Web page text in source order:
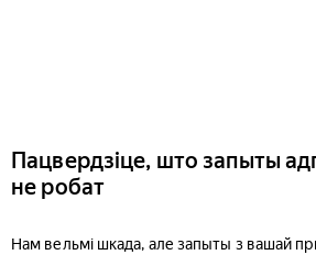
Пацвердзіце, што запыты
не робат
Нам вельмі шкада, але запыты з вашай